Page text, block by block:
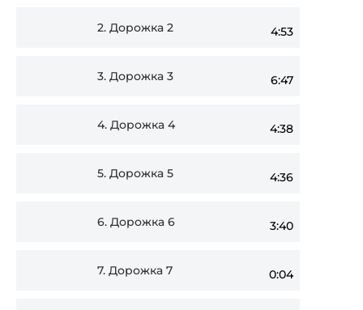
2. Дорожка 2 4:53
3. Дорожка 3 6:47
4. Дорожка 4 4:38
5. Дорожка 5 4:36
6. Дорожка 6 3:40
7. Дорожка 7 0:04